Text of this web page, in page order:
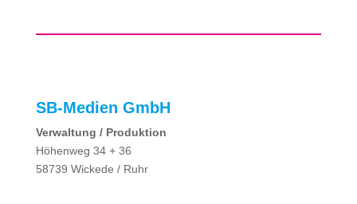
SB-Medien GmbH
Verwaltung / Produktion
Höhenweg 34 + 36
58739 Wickede / Ruhr